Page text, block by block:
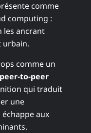
comme
computing :
les ancrant
urbain.
comme un
to-peer
qui traduit
une
aux